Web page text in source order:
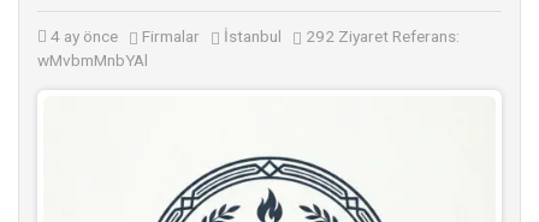
4 ay önce Firmalar İstanbul 292 Ziyaret Referans:
wMvbmMnbYAl